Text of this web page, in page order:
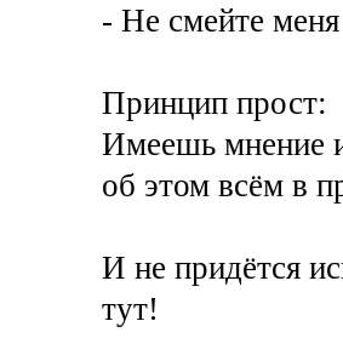
- Не смейте
Принцип прост:
Имеешь мнение
об этом всём в
И не придётся
тут!